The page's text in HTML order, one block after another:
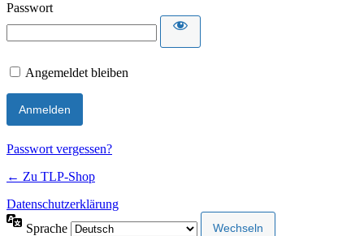
Passwort
Angemeldet bleiben
Passwort vergessen?
← Zu TLP-Shop
Datenschutzerklärung
Sprache